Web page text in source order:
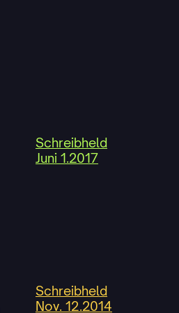
Schreibheld
Juni 1.2017
Schreibheld
Nov. 12.2014